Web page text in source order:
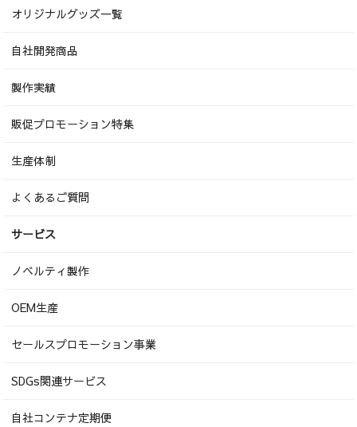
オリジナルグッズ一覧
自社開発商品
製作実績
販促プロモーション特集
生産体制
よくあるご質問
サービス
ノベルティ製作
OEM生産
セールスプロモーション事業
SDGs関連サービス
自社コンテナ定期便